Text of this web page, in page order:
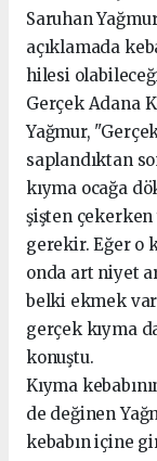
Saruhan
açıklamada
hilesi
Gerçek Adana
Yağmur,
saplandıktan
kıyma ocağa
şişten çekerken
gerekir. Eğer o
onda art niyet
belki ekmek
gerçek kıyma
konuştu.
Kıyma
de değinen
kebabın içine